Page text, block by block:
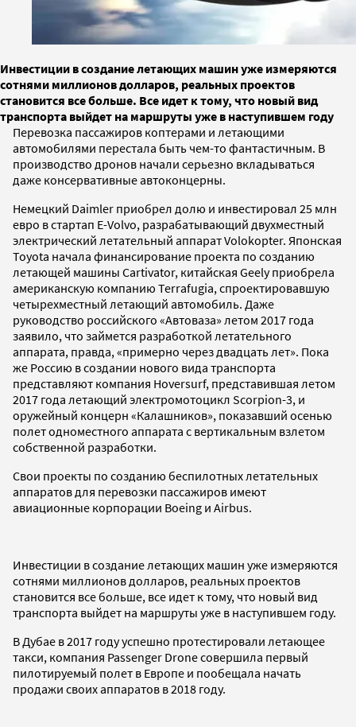
Инвестиции в создание летающих машин уже измеряются
сотнями миллионов долларов, реальных проектов
становится все больше. Все идет к тому, что новый вид
транспорта выйдет на маршруты уже в наступившем году
Перевозка пассажиров коптерами и летающими
автомобилями перестала быть чем-то фантастичным. В
производство дронов начали серьезно вкладываться
даже консервативные автоконцерны.
Немецкий Daimler приобрел долю и инвестировал 25 млн
евро в стартап E-Volvo, разрабатывающий двухместный
электрический летательный аппарат Volokopter. Японская
Toyota начала финансирование проекта по созданию
летающей машины Cartivator, китайская Geely приобрела
американскую компанию Terrafugia, спроектировавшую
четырехместный летающий автомобиль. Даже
руководство российского «Автоваза» летом 2017 года
заявило, что займется разработкой летательного
аппарата, правда, «примерно через двадцать лет». Пока
же Россию в создании нового вида транспорта
представляют компания Hoversurf, представившая летом
2017 года летающий электромотоцикл Scorpion-3, и
оружейный концерн «Калашников», показавший осенью
полет одноместного аппарата с вертикальным взлетом
собственной разработки.
Свои проекты по созданию беспилотных летательных
аппаратов для перевозки пассажиров имеют
авиационные корпорации Boeing и Airbus.
Инвестиции в создание летающих машин уже измеряются
сотнями миллионов долларов, реальных проектов
становится все больше, все идет к тому, что новый вид
транспорта выйдет на маршруты уже в наступившем году.
В Дубае в 2017 году успешно протестировали летающее
такси, компания Passenger Drone совершила первый
пилотируемый полет в Европе и пообещала начать
продажи своих аппаратов в 2018 году.